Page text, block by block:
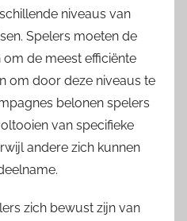
niveaus van
Spelers moeten de
de meest efficiënte
om door deze niveaus te
belonen spelers
van specifieke
andere zich kunnen
zich bewust zijn van